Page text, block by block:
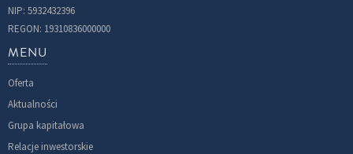
NIP: 5932432396
REGON: 19310836000000
MENU
Oferta
Aktualności
Grupa kapitałowa
Relacje inwestorskie